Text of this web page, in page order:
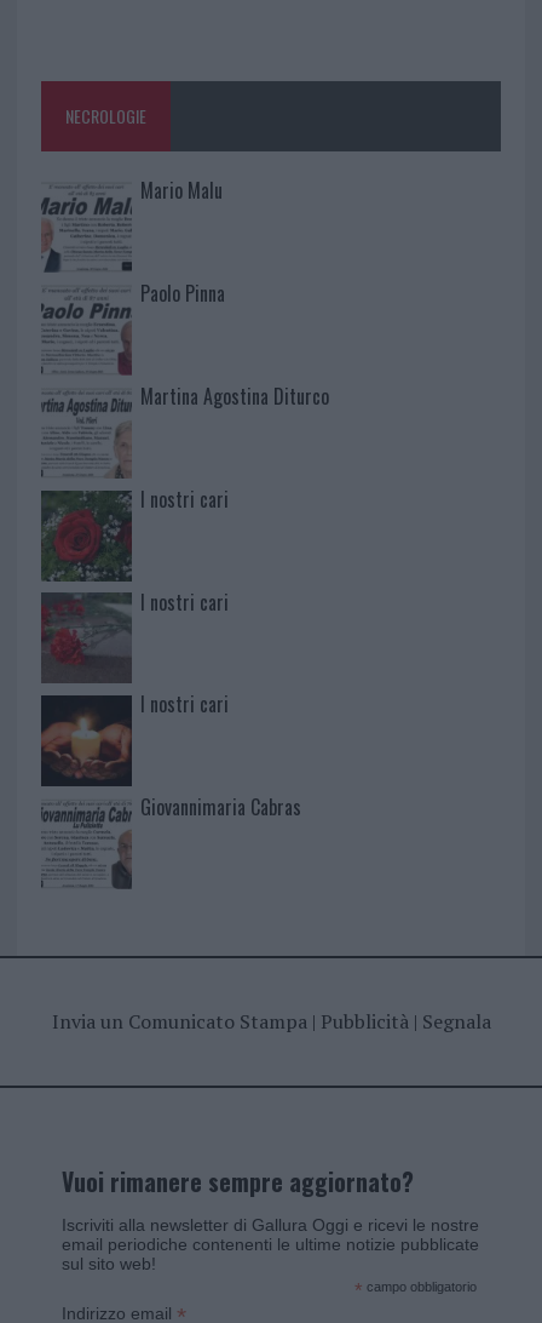
NECROLOGIE
Mario Malu
Paolo Pinna
Martina Agostina Diturco
I nostri cari
I nostri cari
I nostri cari
Giovannimaria Cabras
Invia un Comunicato Stampa| Pubblicità| Segnala
Vuoi rimanere sempre aggiornato?
Iscriviti alla newsletter di Gallura Oggi e ricevi le nostre
email periodiche contenenti le ultime notizie pubblicate
sul sito web!
* campo obbligatorio
Indirizzo email *